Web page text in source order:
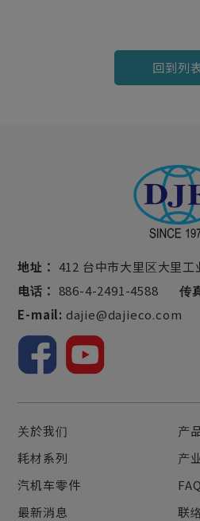
回到列
地址： 412 台中市大里区大里工
电话： 886-4-2491-4588 传
E-mail: dajie@dajieco.com
关於我们
产
耗材系列
产
汽机车零件
最新消息
联